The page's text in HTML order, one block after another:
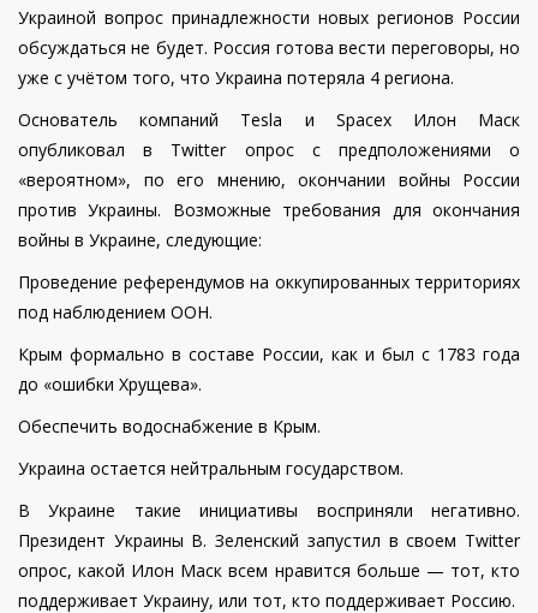
Украиной вопрос принадлежности новых регионов России
обсуждаться не будет. Россия готова вести переговоры, но
уже с учётом того, что Украина потеряла 4 региона.
Основатель компаний Tesla и Spacex Илон Маск
опубликовал в Twitter опрос с предположениями о
«вероятном», по его мнению, окончании войны России
против Украины. Возможные требования для окончания
войны в Украине, следующие:
Проведение референдумов на оккупированных территориях
под наблюдением ООН.
Крым формально в составе России, как и был с 1783 года
до «ошибки Хрущева».
Обеспечить водоснабжение в Крым.
Украина остается нейтральным государством.
В Украине такие инициативы восприняли негативно.
Президент Украины В. Зеленский запустил в своем Twitter
опрос, какой Илон Маск всем нравится больше — тот, кто
поддерживает Украину, или тот, кто поддерживает Россию.